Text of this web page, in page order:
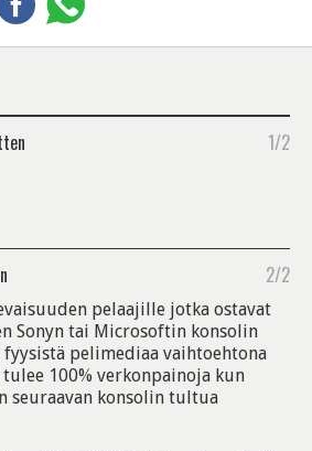
1/2
2/2
pelaajille jotka ostavat
Sonyn tai Microsoftin konsolin
pelimediaa vaihtoehtona
100% verkonpainoja kun
seuraavan konsolin tultua